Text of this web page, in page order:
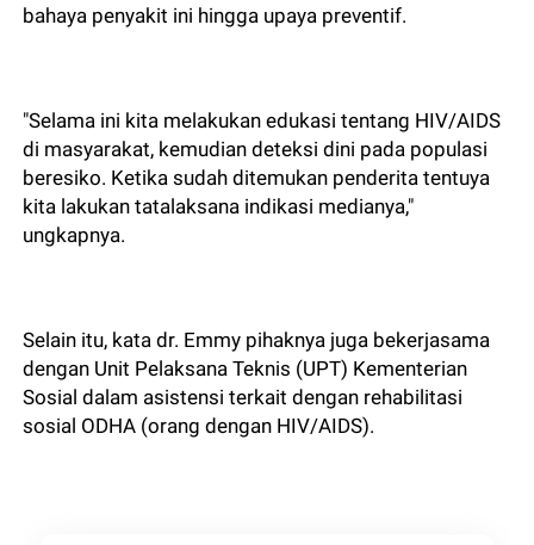
bahaya penyakit ini hingga upaya preventif.
"Selama ini kita melakukan edukasi tentang HIV/AIDS
di masyarakat, kemudian deteksi dini pada populasi
beresiko. Ketika sudah ditemukan penderita tentuya
kita lakukan tatalaksana indikasi medianya,"
ungkapnya.
Selain itu, kata dr. Emmy pihaknya juga bekerjasama
dengan Unit Pelaksana Teknis (UPT) Kementerian
Sosial dalam asistensi terkait dengan rehabilitasi
sosial ODHA (orang dengan HIV/AIDS).